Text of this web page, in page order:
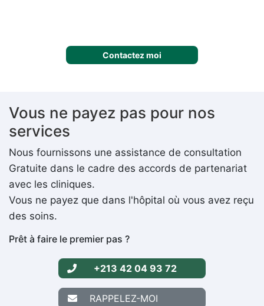
Contactez moi
Vous ne payez pas pour nos
services
Nous fournissons une assistance de consultation
Gratuite dans le cadre des accords de partenariat
avec les cliniques.
Vous ne payez que dans l'hôpital où vous avez reçu
des soins.
Prêt à faire le premier pas ?
+213 42 04 93 72
RAPPELEZ-MOI